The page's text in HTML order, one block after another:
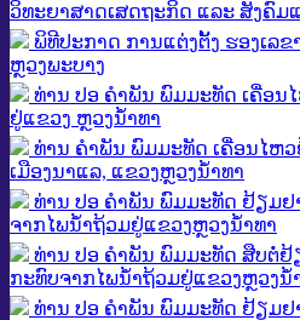
ວິທະຍາສາດເສດຖະກິດ ແລະ ສັງຄົມ
ພິທີປະກາດ ການແຕ່ງຕັ້ງ ຮອງເລ
ຫຼວງພະບາງ
ທ່ານ ປອ ຄຳພັນ ພົມມະທັດ ເຄື່ອນ
ຢູ່ແຂວງ ຫຼວງນ້ຳທາ
ທ່ານ ຄໍາພັນ ພົມມະທັດ ເຄື່ອນໄຫ
ເມືອງນາແລ, ແຂວງຫຼວງນ້ຳທາ
ທ່ານ ປອ ຄຳພັນ ພົມມະທັດ ຢ້ຽມ
ຈາກໄພນໍ້າຖ້ວມຢູ່ແຂວງຫຼວງນໍ້າທາ
ທ່ານ ປອ ຄຳພັນ ພົມມະທັດ ສືບຕໍ່
ກະທົບຈາກໄພນໍ້າຖ້ວມຢູ່ແຂວງຫຼວງນໍ້
ທ່ານ ປອ ຄຳພັນ ພົມມະທັດ ຢ້ຽມ